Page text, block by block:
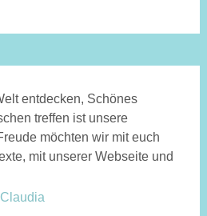
entdecken, Schönes
treffen ist unsere
möchten wir mit euch
mit unserer Webseite und